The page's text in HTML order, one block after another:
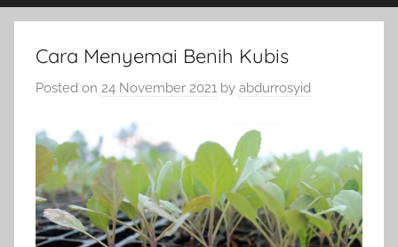
Cara Menyemai Benih Kubis
Posted on 24 November 2021 by abdurrosyid